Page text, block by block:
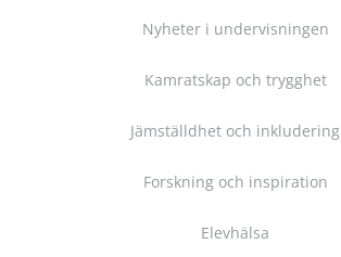
Nyheter i undervisningen
Kamratskap och trygghet
Jämställdhet och inkludering
Forskning och inspiration
Elevhälsa